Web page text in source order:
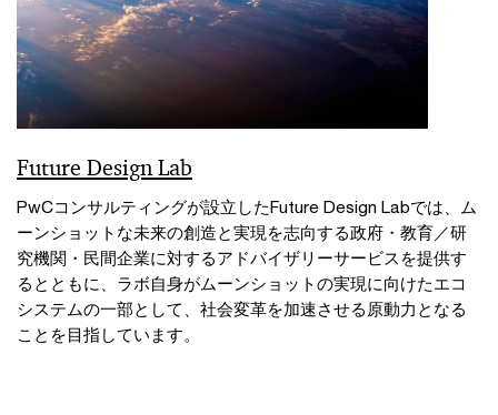
Future Design Lab
PwCコンサルティングが設立したFuture Design Labでは、ム
ーンショットな未来の創造と実現を志向する政府・教育／研
究機関・民間企業に対するアドバイザリーサービスを提供す
るとともに、ラボ自身がムーンショットの実現に向けたエコ
システムの一部として、社会変革を加速させる原動力となる
ことを目指しています。